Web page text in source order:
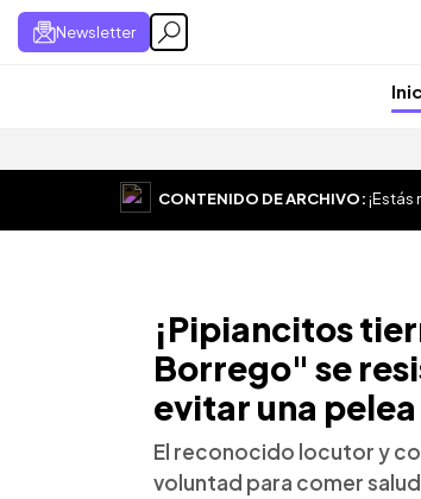
Newsletter
CONTENIDO DE ARCHIVO:
¡Pipiancitos
Borrego" se
evitar una
El reconocido locutor y
voluntad para comer